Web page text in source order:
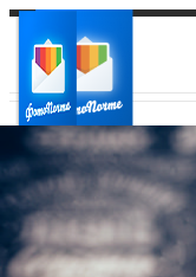
Ваш город:
Ваш регион доставки